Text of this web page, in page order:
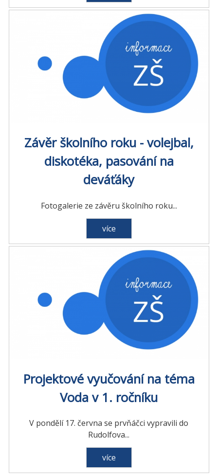
Závěr školního roku - volejbal,
diskotéka, pasování na
deváťáky
Fotogalerie ze závěru školního roku...
více
Projektové vyučování na téma
Voda v 1. ročníku
V pondělí 17. června se prvňáčci vypravili do
Rudolfova...
více